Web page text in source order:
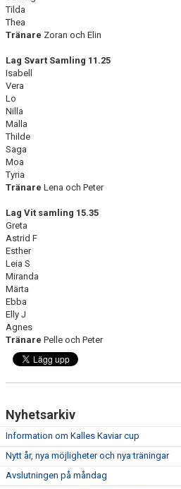
Tilda
Thea
Tränare Zoran och Elin
Lag Svart Samling 11.25
Isabell
Vera
Lo
Nilla
Malla
Thilde
Saga
Moa
Tyria
Tränare Lena och Peter
Lag Vit samling 15.35
Greta
Astrid F
Esther
Leia S
Miranda
Märta
Ebba
Elly J
Agnes
Tränare Pelle och Peter
Nyhetsarkiv
Information om Kalles Kaviar cup
Nytt år, nya möjligheter och nya träningar
Avslutningen på måndag